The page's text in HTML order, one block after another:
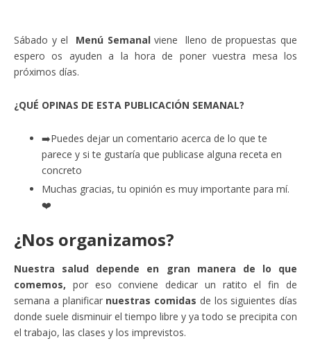
Sábado y el Menú Semanalviene lleno de propuestas que
espero os ayuden a la hora de poner vuestra mesa los
próximos días.
¿QUÉ OPINAS DE ESTA PUBLICACIÓN SEMANAL?
➡️Puedes dejar un comentario acerca de lo que te
parece y si te gustaría que publicase alguna receta en
concreto
Muchas gracias, tu opinión es muy importante para mí.
❤️
¿Nos organizamos?
Nuestra salud depende en gran manera de lo que
comemos, por eso conviene dedicar un ratito el fin de
semana a planificarnuestras comidas de los siguientes días
donde suele disminuir el tiempo libre y ya todo se precipita con
el trabajo, las clases y los imprevistos.